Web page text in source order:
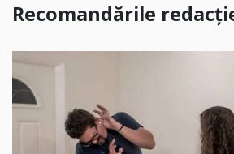
Recomandările